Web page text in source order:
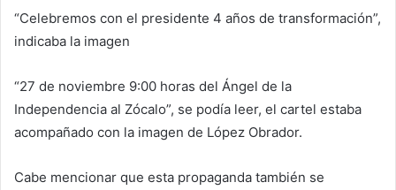
“Celebremos con el presidente 4 años de transformación”,
indicaba la imagen
“27 de noviembre 9:00 horas del Ángel de la
Independencia al Zócalo”, se podía leer, el cartel estaba
acompañado con la imagen de López Obrador.
Cabe mencionar que esta propaganda también se